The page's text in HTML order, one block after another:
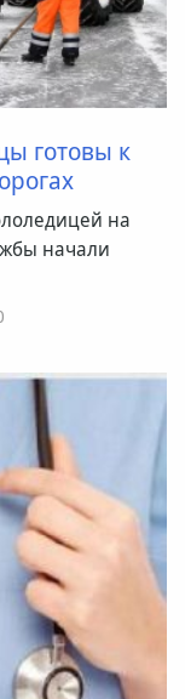
готовы к
на
начали